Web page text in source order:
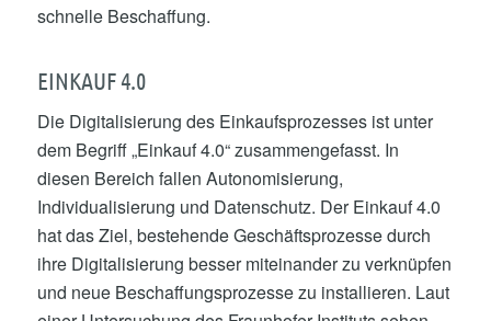
schnelle Beschaffung.
EINKAUF 4.0
Die Digitalisierung des Einkaufsprozesses ist unter
dem Begriff „Einkauf 4.0“ zusammengefasst. In
diesen Bereich fallen Autonomisierung,
Individualisierung und Datenschutz. Der Einkauf 4.0
hat das Ziel, bestehende Geschäftsprozesse durch
ihre Digitalisierung besser miteinander zu verknüpfen
und neue Beschaffungsprozesse zu installieren. Laut